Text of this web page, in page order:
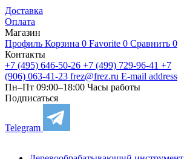
Доставка
Оплата
Магазин
Профиль Корзина 0 Favorite 0 Сравнить 0
Контакты
+7 (495) 646-50-26 +7 (499) 729-96-41 +7
(906) 063-41-23 frez@frez.ru E-mail address
Пн–Пт 09:00–18:00 Часы работы
Подписаться
Telegram